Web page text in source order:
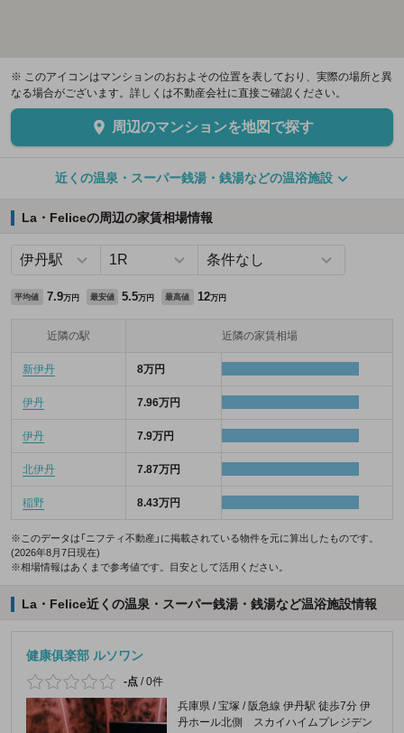
※ このアイコンはマンションのおおよその位置を表しており、実際の場所と異
なる場合がございます。詳しくは不動産会社に直接ご確認ください。
周辺のマンションを地図で探す
近くの温泉・スーパー銭湯・銭湯などの温浴施設
La・Feliceの周辺の家賃相場情報
平均値 7.9万円 最安値 5.5万円 最高値 12万円
近隣の駅 近隣の家賃相場
新伊丹 8万円
伊丹 7.96万円
伊丹 7.9万円
北伊丹 7.87万円
稲野 8.43万円
※このデータは「ニフティ不動産」に掲載されている物件を元に算出したものです。
(2026年8月7日現在)
※相場情報はあくまで参考値です。目安として活用ください。
La・Felice近くの温泉・スーパー銭湯・銭湯など温浴施設情報
健康俱楽部 ルソワン
-点 /0件
兵庫県 / 宝塚 / 阪急線 伊丹駅 徒歩7分 伊
丹ホール北側 スカイハイムプレジデン